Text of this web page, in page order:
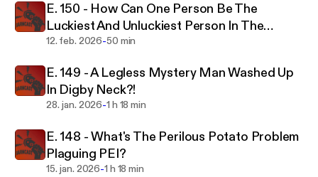
E. 150 - How Can One Person Be The
Luckiest And Unluckiest Person In The
World?
12. feb. 2026-50 min
E. 149 - A Legless Mystery Man Washed Up
In Digby Neck?!
28. jan. 2026-1 h 18 min
E. 148 - What's The Perilous Potato Problem
Plaguing PEI?
15. jan. 2026-1 h 18 min